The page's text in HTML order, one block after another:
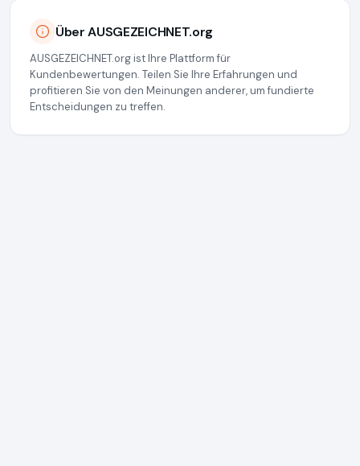
Über AUSGEZEICHNET.org
AUSGEZEICHNET.org ist Ihre Plattform für
Kundenbewertungen. Teilen Sie Ihre Erfahrungen und
profitieren Sie von den Meinungen anderer, um fundierte
Entscheidungen zu treffen.